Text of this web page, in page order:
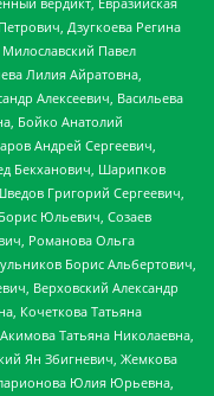
Дзугкоева Регина
Павел
Лилия Айратовна,
Алексеевич, Васильева
Бойко Анатолий
Андрей Сергеевич,
Бекханович, Шарипков
Григорий Сергеевич,
Юльевич, Созаев
Романова Ольга
Борис Альбертович,
Верховский Александр
Кочеткова Татьяна
Татьяна Николаевна,
Ян Збигневич, Жемкова
Юлия Юрьевна,